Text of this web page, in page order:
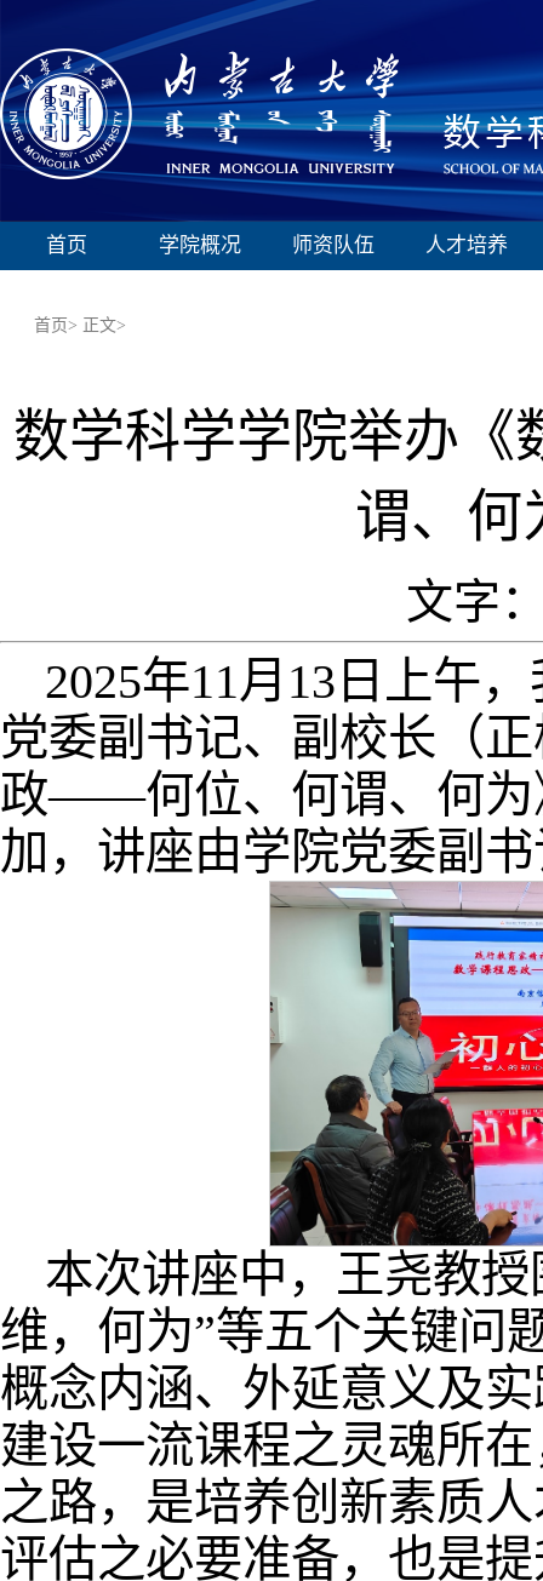
首页 学院概况 师资队伍 人才培养
首页> 正文>
数学科学学院举办
谓、何
文字
2025年11月13日上午
党委副书记、副校长（
政——何位、何谓、何为
加，讲座由学院党委副
本次讲座中，王尧教
维，何为”等五个关键问
概念内涵、外延意义及
建设一流课程之灵魂所
之路，是培养创新素质
评估之必要准备，也是